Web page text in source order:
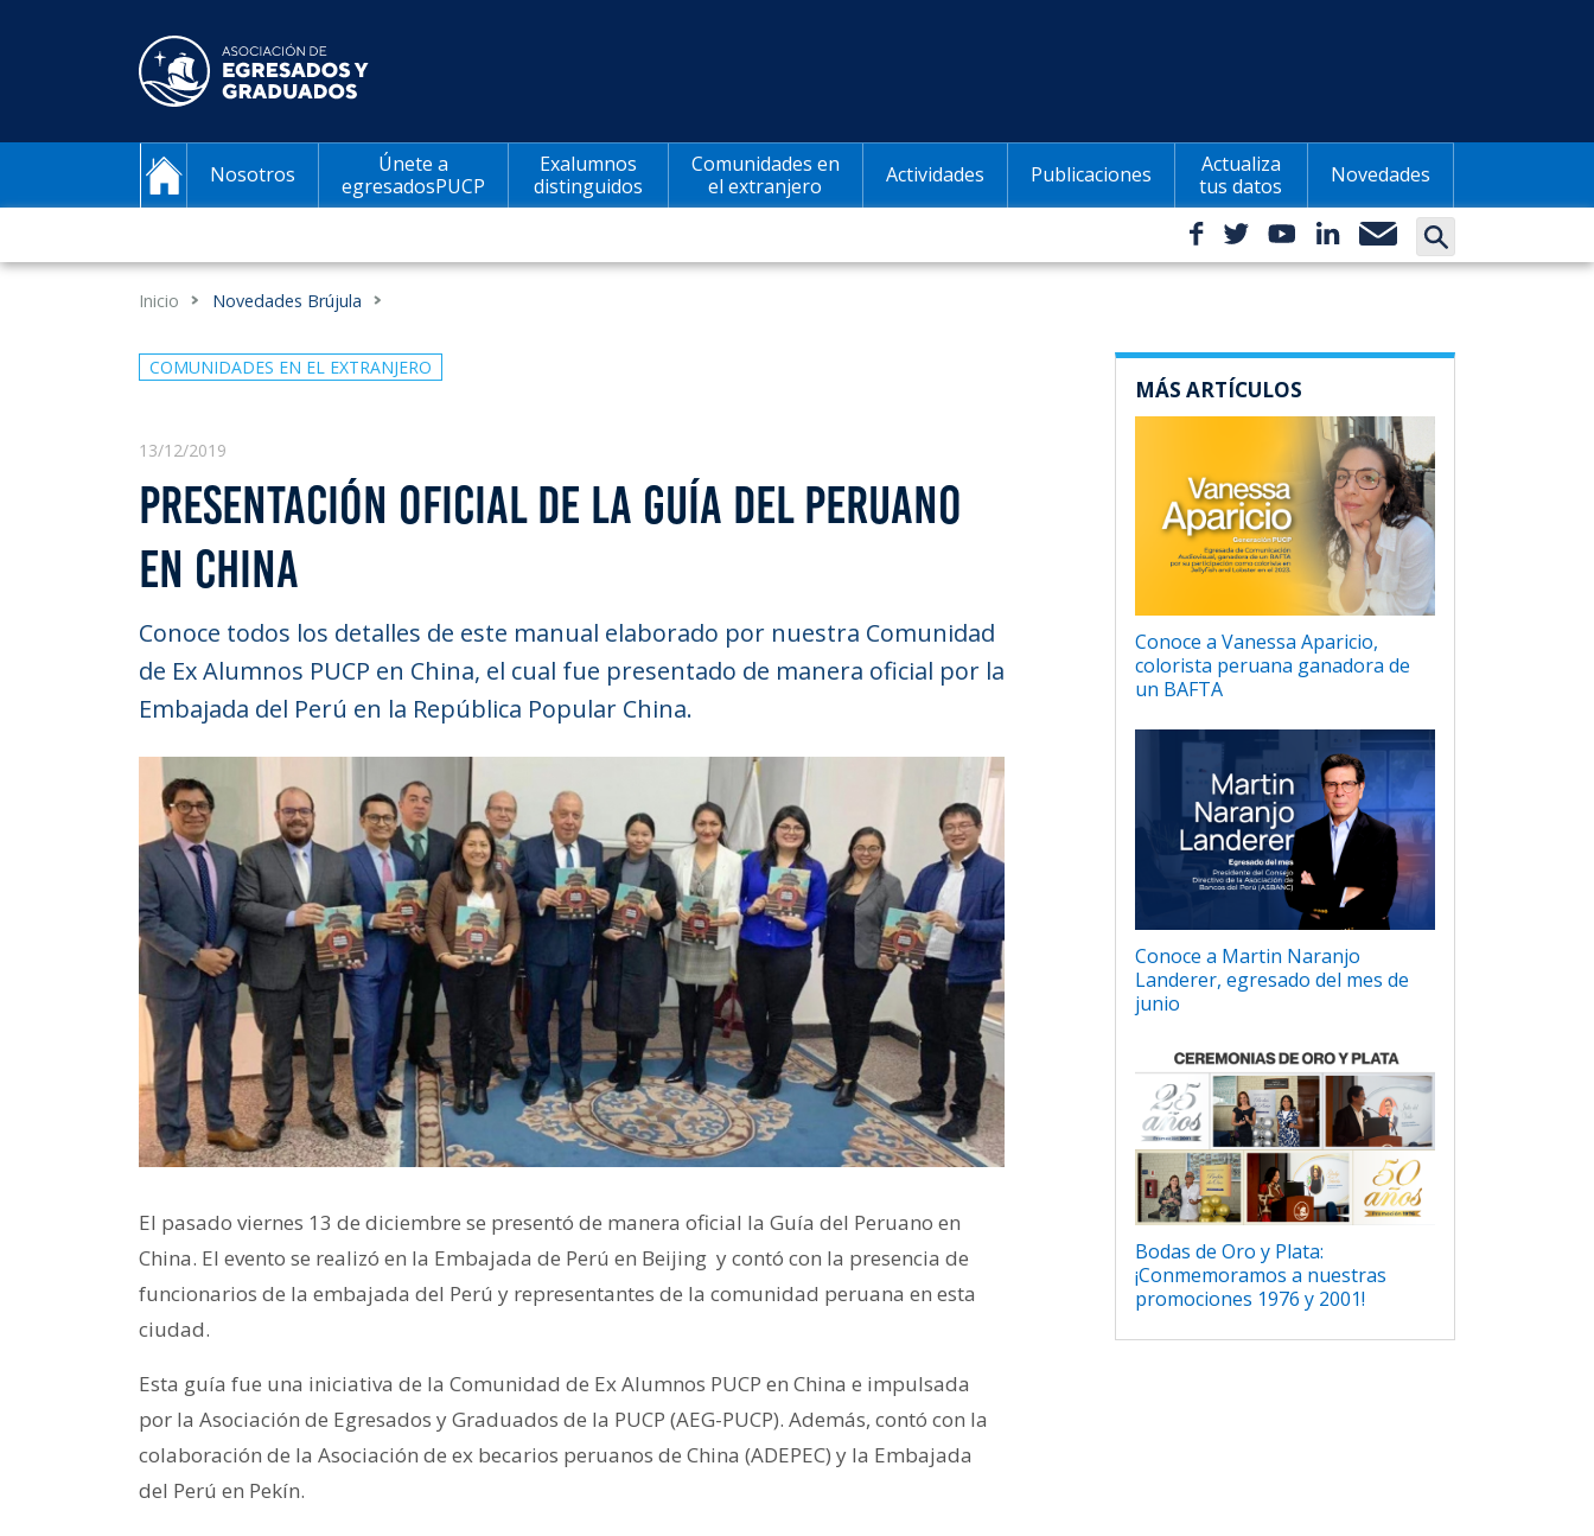
Nosotros
Únete a
egresadosPUCP
Exalumnos
distinguidos
Comunidades en
el extranjero
Actividades Publicaciones
Actualiza
tus datos
Novedades
Inicio Novedades Brújula
COMUNIDADES EN EL EXTRANJERO
13/12/2019
PRESENTACIÓN OFICIAL DE LA GUÍA DEL PERUANO
EN CHINA
Conoce todos los detalles de este manual elaborado por nuestra Comunidad
de Ex Alumnos PUCP en China, el cual fue presentado de manera oficial por la
Embajada del Perú en la República Popular China.
El pasado viernes 13 de diciembre se presentó de manera oficial la Guía del Peruano en
China. El evento se realizó en la Embajada de Perú en Beijing y contó con la presencia de
funcionarios de la embajada del Perú y representantes de la comunidad peruana en esta
ciudad.
Esta guía fue una iniciativa de la Comunidad de Ex Alumnos PUCP en China e impulsada
por la Asociación de Egresados y Graduados de la PUCP (AEG-PUCP). Además, contó con la
colaboración de la Asociación de ex becarios peruanos de China (ADEPEC) y la Embajada
del Perú en Pekín.
MÁS ARTÍCULOS
Conoce a Vanessa Aparicio,
colorista peruana ganadora de
un BAFTA
Conoce a Martin Naranjo
Landerer, egresado del mes de
junio
Bodas de Oro y Plata:
¡Conmemoramos a nuestras
promociones 1976 y 2001!